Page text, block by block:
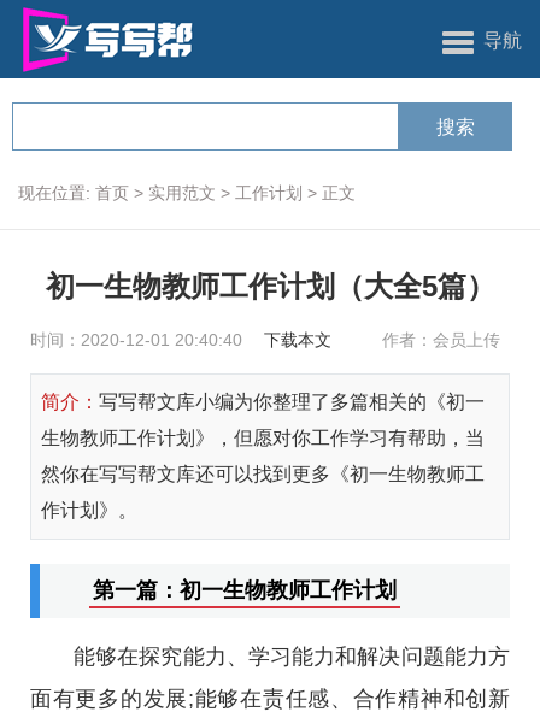
导航
现在位置: 首页 > 实用范文 > 工作计划 > 正文
初一生物教师工作计划（大全5篇）
时间：2020-12-01 20:40:40 下载本文 作者：会员上传
简介： 写写帮文库小编为你整理了多篇相关的《初一
生物教师工作计划》，但愿对你工作学习有帮助，当
然你在写写帮文库还可以找到更多《初一生物教师工
作计划》。
第一篇：初一生物教师工作计划
能够在探究能力、学习能力和解决问题能力方
面有更多的发展;能够在责任感、合作精神和创新